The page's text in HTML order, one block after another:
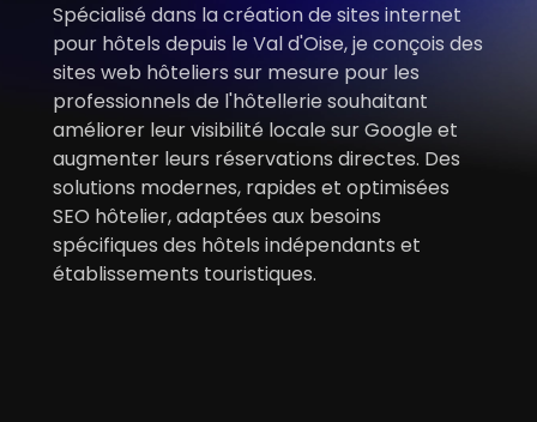
Spécialisé dans la création de sites internet
pour hôtels depuis le Val d'Oise, je conçois des
sites web hôteliers sur mesure pour les
professionnels de l'hôtellerie souhaitant
améliorer leur visibilité locale sur Google et
augmenter leurs réservations directes. Des
solutions modernes, rapides et optimisées
SEO hôtelier, adaptées aux besoins
spécifiques des hôtels indépendants et
établissements touristiques.